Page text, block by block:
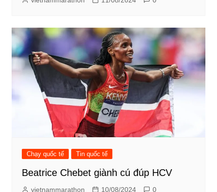
Chạy quốc tế Tin quốc tế
Beatrice Chebet giành cú đúp HCV
vietnammarathon 10/08/2024 0